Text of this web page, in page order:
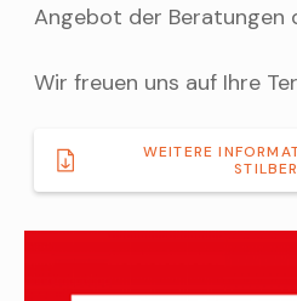
Angebot der Beratungen
Wir freuen uns auf Ihre
WEITERE